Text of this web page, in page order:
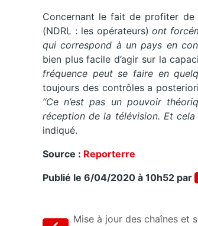
Concernant le fait de profiter
(NDRL : les opérateurs)ont
qui correspond à un pays en
bien plus facile d’agir sur la
fréquence peut se faire en
toujours des contrôles a
“Ce n’est pas un pouvoir
réception de la télévision. Et
indiqué.
Source : Reporterre
Publié le 6/04/2020 à 10h52 par
Mise à jour des chaînes et